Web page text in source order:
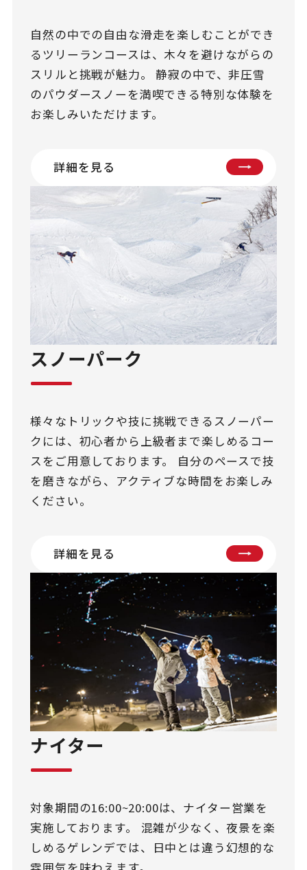
自然の中での自由な滑走を楽しむことができ
るツリーランコースは、木々を避けながらの
スリルと挑戦が魅力。 静寂の中で、非圧雪
のパウダースノーを満喫できる特別な体験を
お楽しみいただけます。
詳細を見る
スノーパーク
様々なトリックや技に挑戦できるスノーパー
クには、初心者から上級者まで楽しめるコー
スをご用意しております。 自分のペースで技
を磨きながら、アクティブな時間をお楽しみ
ください。
詳細を見る
ナイター
対象期間の16:00~20:00は、ナイター営業を
実施しております。 混雑が少なく、夜景を楽
しめるゲレンデでは、日中とは違う幻想的な